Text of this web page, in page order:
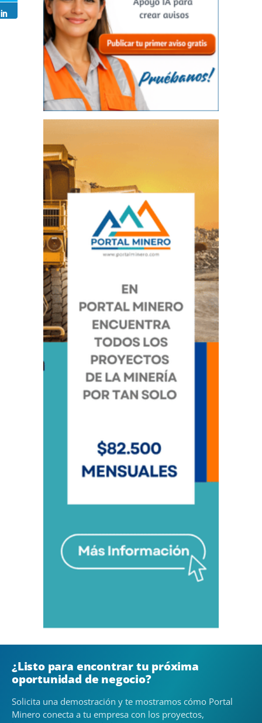
¿Listo para encontrar tu próxima
oportunidad de negocio?
Solicita una demostración y te mostramos cómo Portal
Minero conecta a tu empresa con los proyectos,